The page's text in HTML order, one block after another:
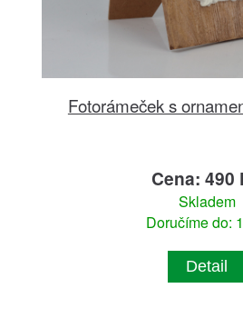
Fotorámeček s
Cena: 490
Skladem
Doručíme do:
Detail